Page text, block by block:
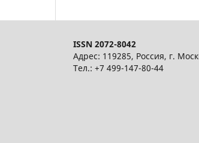
ISSN 2072-8042
Адрес: 119285, Россия, г.
Тел.: +7 499-147-80-44